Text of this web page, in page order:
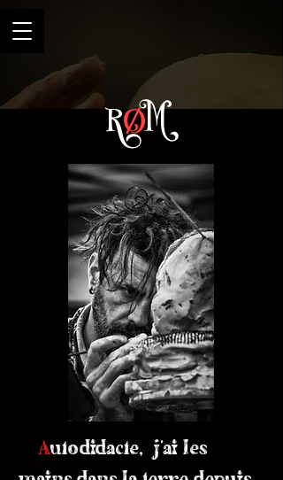
RØM
Autodidacte, j'ai les